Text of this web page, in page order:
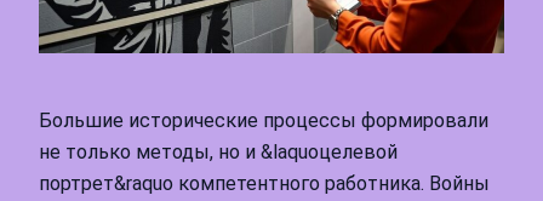
Большие исторические процессы формировали
не только методы, но и &laquoцелевой
портрет&raquo компетентного работника. Войны